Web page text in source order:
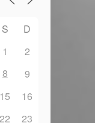
S
D
1
2
8
9
15
16
22
23